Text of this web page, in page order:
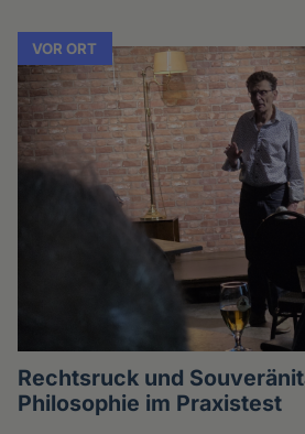
VOR ORT
Rechtsruck und
Philosophie im Praxistest